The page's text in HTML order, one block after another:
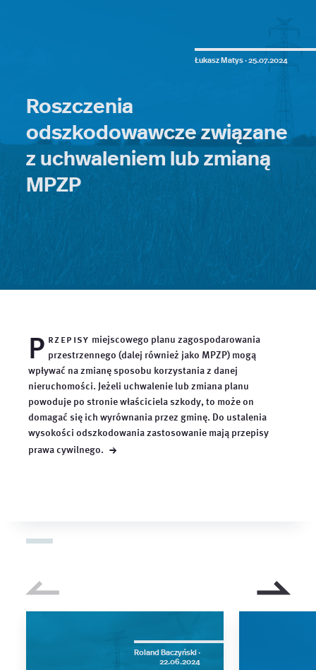
Łukasz Matys ·25.07.2024
Roszczenia
odszkodowawcze związane
z uchwaleniem lub zmianą
MPZP
P rzepisy miejscowego planu zagospodarowania
przestrzennego (dalej również jako MPZP) mogą
wpływać na zmianę sposobu korzystania z danej
nieruchomości. Jeżeli uchwalenie lub zmiana planu
powoduje po stronie właściciela szkody, to może on
domagać się ich wyrównania przez gminę. Do ustalenia
wysokości odszkodowania zastosowanie mają przepisy
prawacywilnego. →
Roland Baczyński ·
22.06.2024